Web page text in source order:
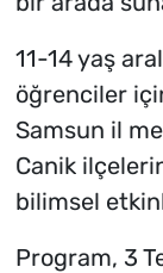
11-14 yaş
öğrenciler
Samsun il
Canik
bilimsel
Program, 3